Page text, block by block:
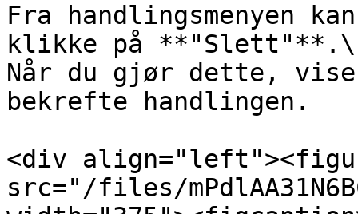
Fra handlingsmenyen
klikke på **"Slett"**.\
Når du gjør dette,
bekrefte handlingen.
<div
src="/files/